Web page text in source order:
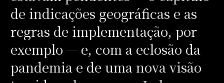
de indicações geográficas e as
regras de implementação, por
exemplo — e, com a eclosão da
pandemia e de uma nova visão